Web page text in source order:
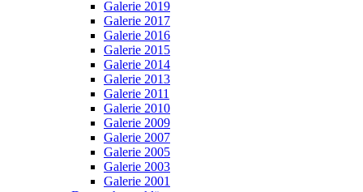
Galerie 2019
Galerie 2017
Galerie 2016
Galerie 2015
Galerie 2014
Galerie 2013
Galerie 2011
Galerie 2010
Galerie 2009
Galerie 2007
Galerie 2005
Galerie 2003
Galerie 2001